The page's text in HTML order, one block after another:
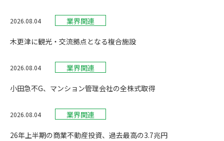
2026.08.04 業界関連
木更津に観光・交流拠点となる複合施設
2026.08.04 業界関連
小田急不G、マンション管理会社の全株式取得
2026.08.04 業界関連
26年上半期の商業不動産投資、過去最高の3.7兆円